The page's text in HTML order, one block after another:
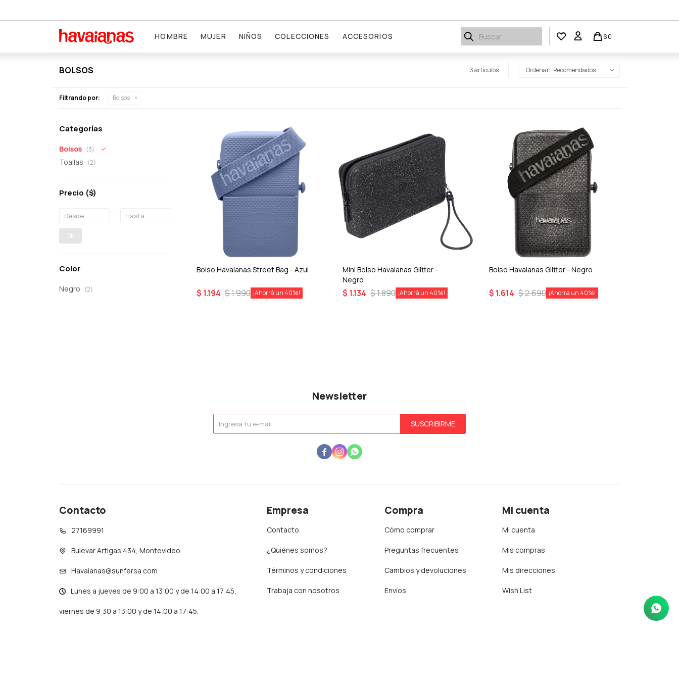
HOMBRE MUJER NIÑOS COLECCIONES ACCESORIOS $0
BOLSOS 3 artículos Recomendados
Filtrando por: Bolsos
Bolso Havaianas Street Bag - Azul
$ 1.194 $1.990 40
Mini Bolso Havaianas Glitter -
Negro
$ 1.134 $1.890 40
Bolso Havaianas Glitter - Negro
$ 1.614 $2.690 40
Categorías
Bolsos (3)
Toallas (2)
Precio ($)
OK
Color
Negro (2)
Contacto
27169991
Bulevar Artigas 434, Montevideo
Havaianas@sunfersa.com
Lunes a jueves de 9:00 a 13:00 y de 14:00 a 17:45,
viernes de 9:30 a 13:00 y de 14:00 a 17:45.
Empresa
Contacto
¿Quiénes somos?
Términos y condiciones
Trabaja con nosotros
Compra
Cómo comprar
Preguntas frecuentes
Cambios y devoluciones
Envíos
Mi cuenta
Mi cuenta
Mis compras
Mis direcciones
Wish List
Newsletter
SUSCRIBIRME
  